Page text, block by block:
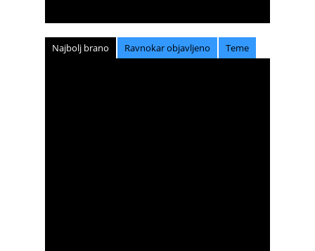
Najbolj brano Ravnokar objavljeno Teme